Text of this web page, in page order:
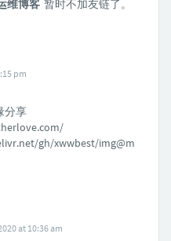
维博客 暂时不加友链了。
pm
分享
gh/xwwbest/img@m
at 10:36 am